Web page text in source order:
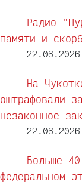
Радио
памяти и
22.06.2026
На
оштрафовали
незаконное
22.06.2026
Больше
федеральном